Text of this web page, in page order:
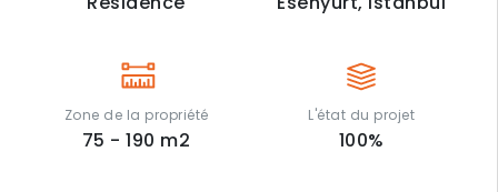
Zone de la propriété
75 - 190 m2
L'état du projet
100%